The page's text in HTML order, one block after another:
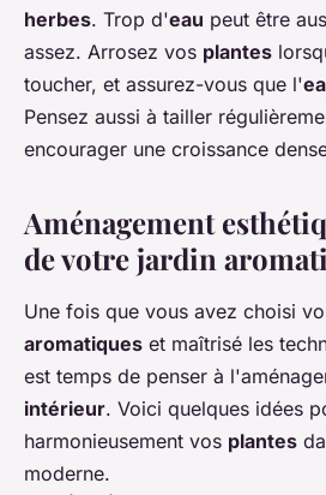
herbes. Trop d'eau peut être
assez. Arrosez vos plantes
toucher, et assurez-vous que l'
Pensez aussi à tailler
encourager une croissance
Aménagement
de votre jardin
Une fois que vous avez choisi
aromatiques et maîtrisé les
est temps de penser à
intérieur. Voici quelques idées
harmonieusement vos plantes
moderne.